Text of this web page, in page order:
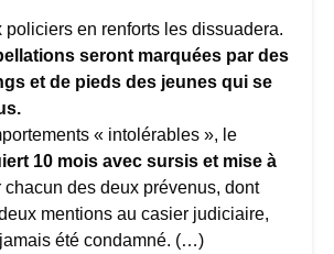
policiers en renforts les dissuadera.
seront marquées par des
et de pieds des jeunes qui se
« intolérables », le
10 mois avec sursis et mise à
chacun des deux prévenus, dont
mentions au casier judiciaire,
jamais été condamné. (…)